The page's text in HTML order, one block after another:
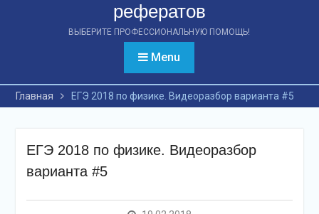
вексельным портфелем
банка: путь к финансовой
стабильности
Эффект международных
стандартов: как
повышение качества
финансовой отчетности
привлечению инвестиций
рефератов
ВЫБЕРИТЕ ПРОФЕССИОНАЛЬНУЮ ПОМОЩЬ!
Menu
Главная ЕГЭ 2018 по физике. Видеоразбор варианта #5
ЕГЭ 2018 по физике. Видеоразбор
варианта #5